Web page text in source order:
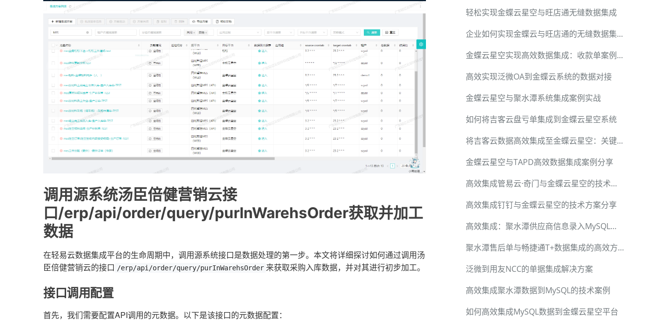
调用源系统汤臣倍健营销云接
口/erp/api/order/query/purInWarehsOrder获取并加工
数据
在轻易云数据集成平台的生命周期中，调用源系统接口是数据处理的第一步。本文将详细探讨如何通过调用汤
臣倍健营销云的接口 /erp/api/order/query/purInWarehsOrder 来获取采购入库数据，并对其进行初步加工。
接口调用配置
首先，我们需要配置API调用的元数据。以下是该接口的元数据配置：
轻松实现金蝶云星空与旺店通无缝数据集成
企业如何实现金蝶云与旺店通的无缝数据集成
金蝶云星空实现高效数据集成：收款单案例详解
高效实现泛微OA到金蝶云系统的数据对接
金蝶云星空与聚水潭系统集成案例实战
如何将吉客云盘亏单集成到金蝶云星空系统
将吉客云数据高效集成至金蝶云星空：关键技术剖析
金蝶云星空与TAPD高效数据集成案例分享
高效集成管易云·奇门与金蝶云星空的技术实例分享
高效集成钉钉与金蝶云星空的技术方案分享
高效集成：聚水潭供应商信息录入MySQL全方案
聚水潭售后单与畅捷通T+数据集成的高效方案
泛微到用友NCC的单据集成解决方案
高效集成聚水潭数据到MySQL的技术案例
如何高效集成MySQL数据到金蝶云星空平台